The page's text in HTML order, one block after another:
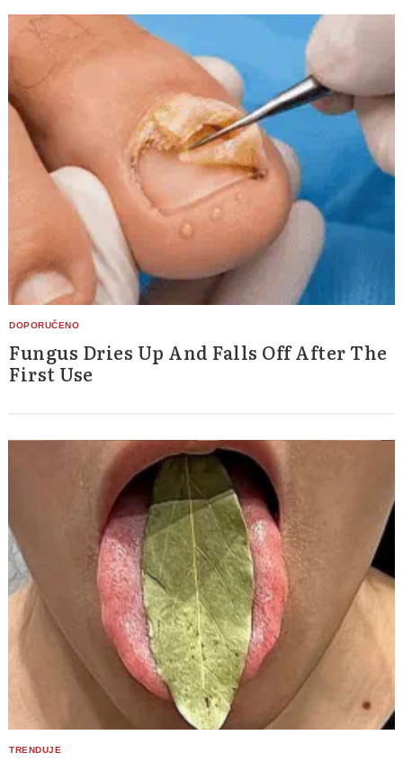
Fungus Dries Up And Falls Off After The
First Use